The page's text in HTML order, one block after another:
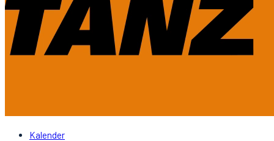
Kalender